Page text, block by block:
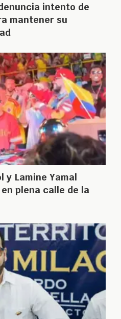
intento de
mantener su
y Lamine Yamal
plena calle de la